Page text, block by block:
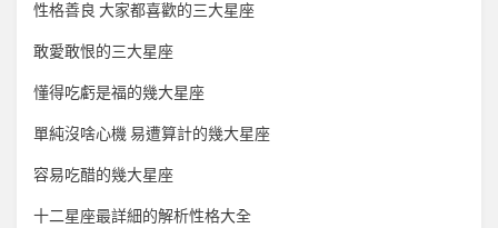
性格善良 大家都喜歡的三大星座
敢愛敢恨的三大星座
懂得吃虧是福的幾大星座
單純沒啥心機 易遭算計的幾大星座
容易吃醋的幾大星座
十二星座最詳細的解析性格大全